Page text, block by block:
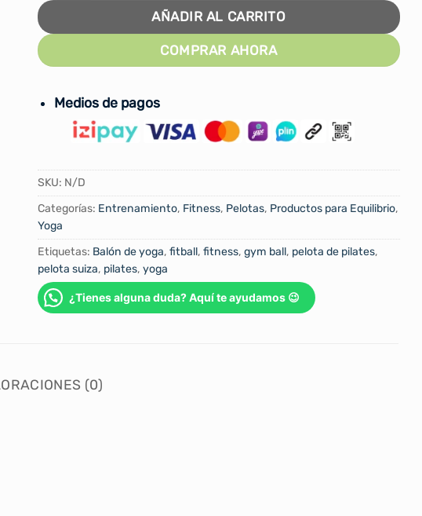
AÑADIR AL CARRITO
COMPRAR AHORA
Medios de pagos
SKU: N/D
Categorías: Entrenamiento, Fitness, Pelotas, Productos para Equilibrio,
Yoga
Etiquetas: Balón de yoga, fitball, fitness, gym ball, pelota de pilates,
pelota suiza, pilates, yoga
¿Tienes alguna duda? Aquí te ayudamos 😉
(0)